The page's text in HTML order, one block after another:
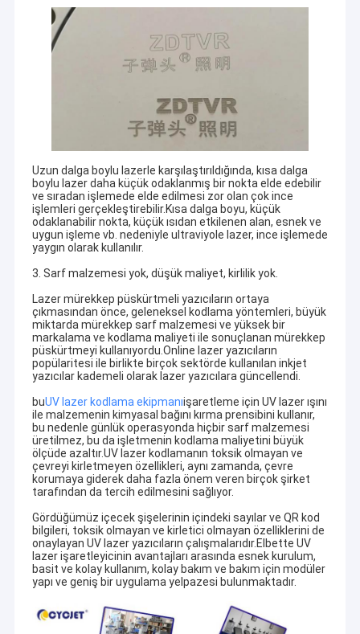
Uzun dalga boylu lazerle karşılaştırıldığında, kısa dalga
boylu lazer daha küçük odaklanmış bir nokta elde edebilir
ve sıradan işlemede elde edilmesi zor olan çok ince
işlemleri gerçekleştirebilir.Kısa dalga boyu, küçük
odaklanabilir nokta, küçük ısıdan etkilenen alan, esnek ve
uygun işleme vb. nedeniyle ultraviyole lazer, ince işlemede
yaygın olarak kullanılır.
3. Sarf malzemesi yok, düşük maliyet, kirlilik yok.
Lazer mürekkep püskürtmeli yazıcıların ortaya
çıkmasından önce, geleneksel kodlama yöntemleri, büyük
miktarda mürekkep sarf malzemesi ve yüksek bir
markalama ve kodlama maliyeti ile sonuçlanan mürekkep
püskürtmeyi kullanıyordu.Online lazer yazıcıların
popülaritesi ile birlikte birçok sektörde kullanılan inkjet
yazıcılar kademeli olarak lazer yazıcılara güncellendi.
buUV lazer kodlama ekipmanıişaretleme için UV lazer ışını
ile malzemenin kimyasal bağını kırma prensibini kullanır,
bu nedenle günlük operasyonda hiçbir sarf malzemesi
üretilmez, bu da işletmenin kodlama maliyetini büyük
ölçüde azaltır.UV lazer kodlamanın toksik olmayan ve
çevreyi kirletmeyen özellikleri, aynı zamanda, çevre
korumaya giderek daha fazla önem veren birçok şirket
tarafından da tercih edilmesini sağlıyor.
Gördüğümüz içecek şişelerinin içindeki sayılar ve QR kod
bilgileri, toksik olmayan ve kirletici olmayan özelliklerini de
onaylayan UV lazer yazıcıların çalışmalarıdır.Elbette UV
lazer işaretleyicinin avantajları arasında esnek kurulum,
basit ve kolay kullanım, kolay bakım ve bakım için modüler
yapı ve geniş bir uygulama yelpazesi bulunmaktadır.